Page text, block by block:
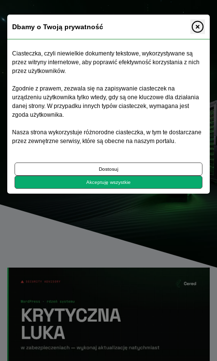
Artykuły.
Dbamy o Twoją prywatność
Ciasteczka, czyli niewielkie dokumenty tekstowe, wykorzystywane są
przez witryny internetowe, aby poprawić efektywność korzystania z nich
przez użytkowników.
Zgodnie z prawem, zezwala się na zapisywanie ciasteczek na
urządzeniu użytkownika tylko wtedy, gdy są one kluczowe dla działania
danej strony. W przypadku innych typów ciasteczek, wymagana jest
zgoda użytkownika.
Nasza strona wykorzystuje różnorodne ciasteczka, w tym te dostarczane
przez zewnętrzne serwisy, które są obecne na naszym portalu.
Dostosuj
Akceptuję wszystkie